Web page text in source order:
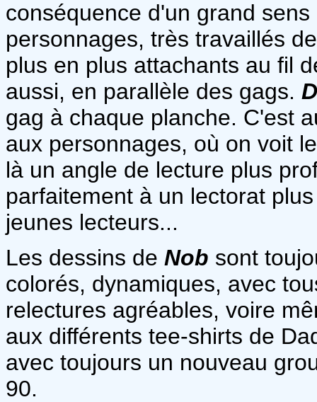
conséquence d'un grand
personnages, très travaillés
plus en plus attachants au fil
aussi, en parallèle des gags.
gag à chaque planche. C'est
aux personnages, où on voit
là un angle de lecture plus
parfaitement à un lectorat
jeunes lecteurs...
Les dessins de Nob sont
colorés, dynamiques, avec
relectures agréables, voire
aux différents tee-shirts de
avec toujours un nouveau
90.